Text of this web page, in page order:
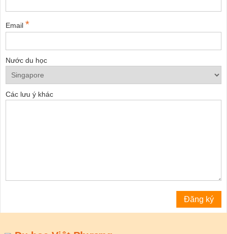
Email *
Nước du học
Các lưu ý khác